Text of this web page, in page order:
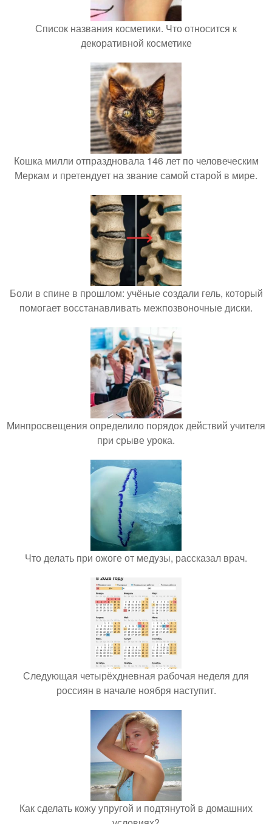
Список названия косметики. Что относится к
декоративной косметике
Кошка милли отпраздновала 146 лет по человеческим
Меркам и претендует на звание самой старой в мире.
Боли в спине в прошлом: учёные создали гель, который
помогает восстанавливать межпозвоночные диски.
Минпросвещения определило порядок действий учителя
при срыве урока.
Что делать при ожоге от медузы, рассказал врач.
Следующая четырёхдневная рабочая неделя для
россиян в начале ноября наступит.
Как сделать кожу упругой и подтянутой в домашних